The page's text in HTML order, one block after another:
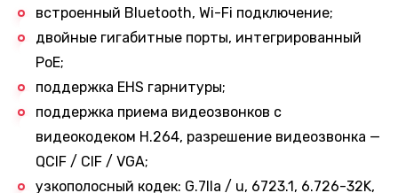
встроенный Bluetooth, Wi-Fi подключение;
двойные гигабитные порты, интегрированный
PoE;
поддержка EHS гарнитуры;
поддержка приема видеозвонков с
видеокодеком H.264, разрешение видеозвонка —
QCIF / CIF / VGA;
узкополосный кодек: G.7lla / u, 6723.1, 6.726-32K,
Заказать звонок
Ваше имя